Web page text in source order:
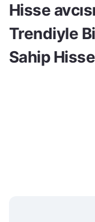
Hisse
Trendiyle
Sahip